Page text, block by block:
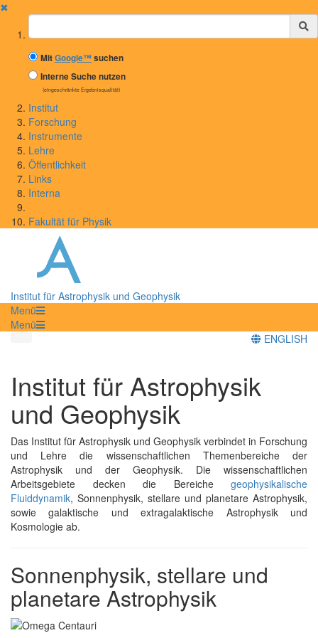
✖
Suchbegriff
MitGoogle™suchen
Interne Suche nutzen
(eingeschränkte Ergebnisqualität)
Institut
Forschung
Instrumente
Lehre
Öffentlichkeit
Links
Interna
Fakultät für Physik
Institut für Astrophysik und Geophysik
Menü
Menü
ENGLISH
Institut für Astrophysik
und Geophysik
Das Institut für Astrophysik und Geophysik verbindet in Forschung
und Lehre die wissenschaftlichen Themenbereiche der
Astrophysik und der Geophysik. Die wissenschaftlichen
Arbeitsgebiete decken die Bereiche geophysikalische
Fluiddynamik, Sonnenphysik, stellare und planetare Astrophysik,
sowie galaktische und extragalaktische Astrophysik und
Kosmologie ab.
Sonnenphysik, stellare und
planetare Astrophysik